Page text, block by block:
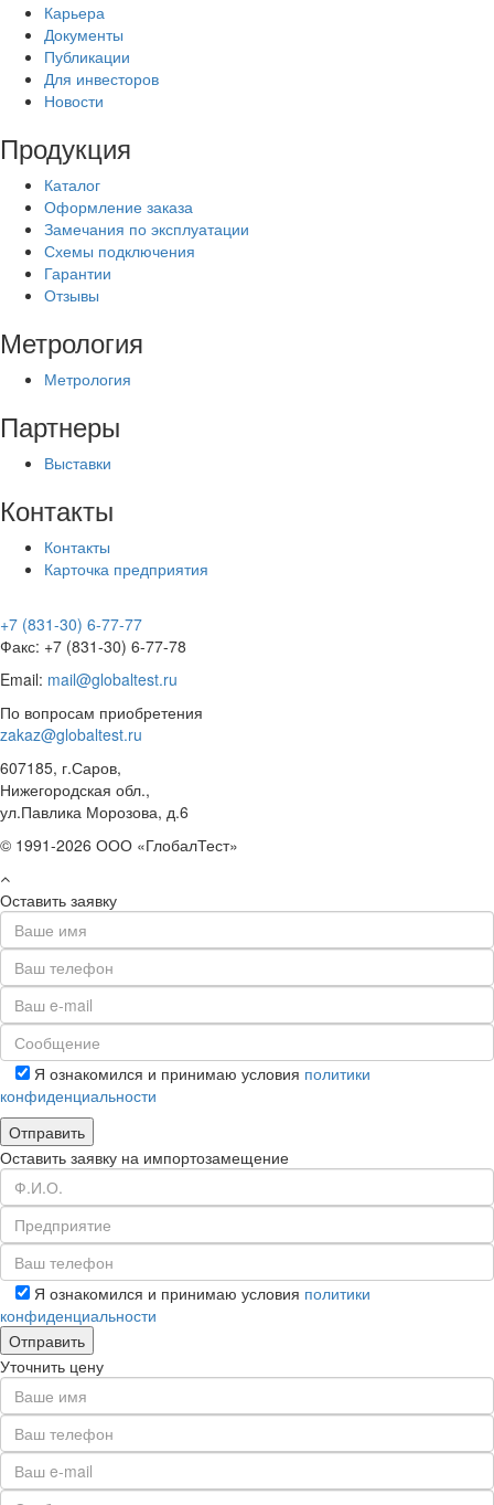
Карьера
Документы
Публикации
Для инвесторов
Новости
Продукция
Каталог
Оформление заказа
Замечания по эксплуатации
Схемы подключения
Гарантии
Отзывы
Метрология
Метрология
Партнеры
Выставки
Контакты
Контакты
Карточка предприятия
+7 (831-30) 6-77-77
Факс: +7 (831-30) 6-77-78
Email: mail@globaltest.ru
По вопросам приобретения
zakaz@globaltest.ru
607185, г.Саров,
Нижегородская обл.,
ул.Павлика Морозова, д.6
© 1991-2026 ООО «ГлобалТест»
Оставить заявку
Я ознакомился и принимаю условия политики
конфиденциальности
Оставить заявку на импортозамещение
Я ознакомился и принимаю условия политики
конфиденциальности
Уточнить цену